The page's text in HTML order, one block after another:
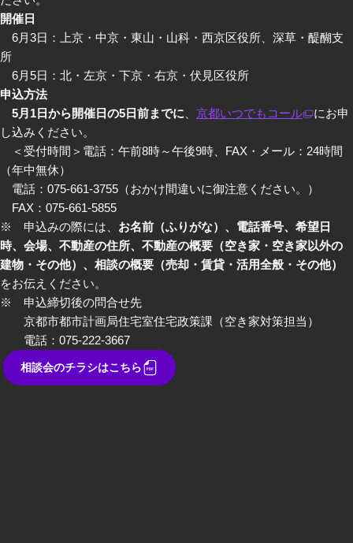
開催日
6月3日：上京・中京・東山・山科・西京区役所、深草・醍醐支
所
6月5日：北・左京・下京・右京・伏見区役所
申込方法
5月1日から開催日の5日前までに
京都いつでもコール
にお申
し込みください。
＜受付時間＞電話：午前8時～午後9時、FAX・メール：24時間
（年中無休）
電話：075-661-3755（おかけ間違いに御注意ください。）
FAX：075-661-5855
※ 申込みの際には、 お名前（ふりがな）、電話番号、希望日
時、会場、不動産の住所、不動産の概要（空き家・空き家以外の
建物・その他）、相談の概要（売却・賃貸・活用全般・その他）
をお伝えください。
※ 申込締切後の問合せ先
京都市都市計画局住宅室住宅政策課（空き家対策担当）
電話：075-222-3667
相談会のチラシはこちら